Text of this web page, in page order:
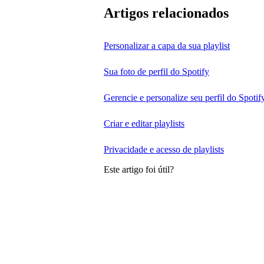
Artigos relacionados
Personalizar a capa da sua playlist
Sua foto de perfil do Spotify
Gerencie e personalize seu perfil do
Criar e editar playlists
Privacidade e acesso de playlists
Este artigo foi útil?